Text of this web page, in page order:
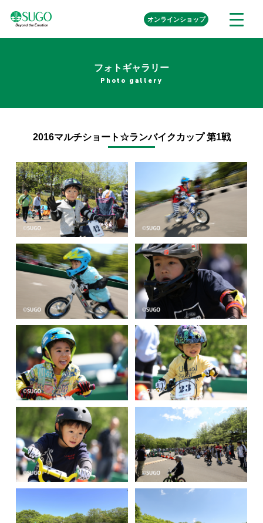
メ
オンラインショップ外
部
フォトギャラリー
Photo gallery
2016マルチショート☆ランバイクカップ 第1戦